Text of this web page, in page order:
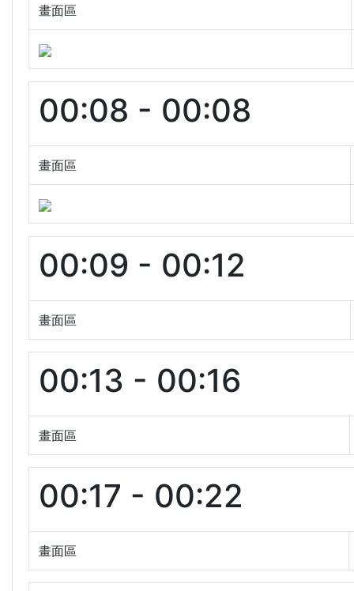
畫面區
00:08 - 00:08
畫面區
00:09 - 00:12
畫面區
00:13 - 00:16
畫面區
00:17 - 00:22
畫面區